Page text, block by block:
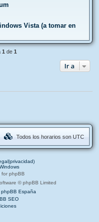
Vista (a tomar en
1 de 1
Ir a
Todos los horarios son UTC
for phpBB
© phpBB Limited
phpBB España
SEO